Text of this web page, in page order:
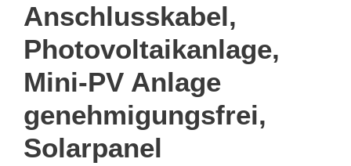
Anschlusskabel,
Photovoltaikanlage,
Mini-PV Anlage
genehmigungsfrei,
Solarpanel